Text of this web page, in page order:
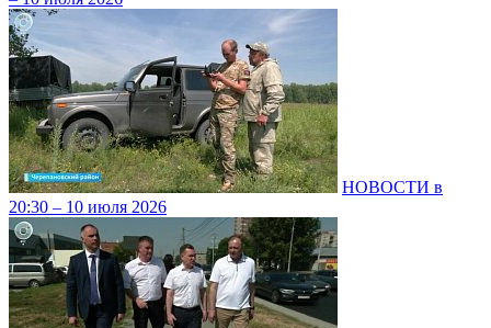
НОВОСТИ в
20:30 – 10 июля 2026